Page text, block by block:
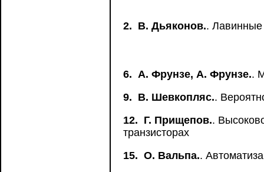
2. В. Дьяконов.. Лавинные
6. A. Фрунзе, А. Фрунзе..
9. B. Шевкопляс..
12. Г. Прищепов..
транзисторах
15. О. Вальпа..